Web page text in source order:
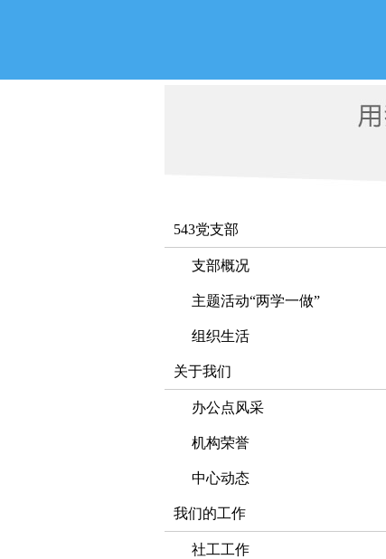
543党支部
支部概况
主题活动“两学一做”
组织生活
关于我们
办公点风采
机构荣誉
中心动态
我们的工作
社工工作